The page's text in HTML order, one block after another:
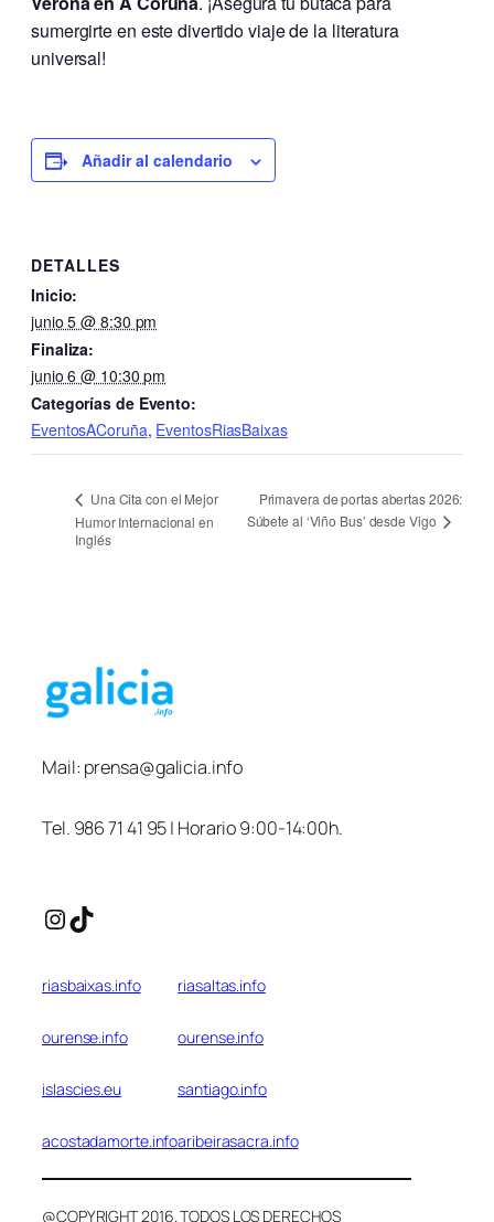
sumergirte en este divertido viaje de la literatura
universal!
Añadir al calendario
DETALLES
Inicio:
junio 5 @ 8:30 pm
Finaliza:
junio 6 @ 10:30 pm
Categorías de Evento:
EventosACoruña, EventosRiasBaixas
Una Cita con el Mejor
Humor Internacional en
Inglés
Primavera de portas abertas 2026:
Súbete al ‘Viño Bus’ desde Vigo
Mail: prensa@galicia.info
Tel. 986 71 41 95 | Horario 9:00-14:00h.
Instagram
TikTok
riasbaixas.info riasaltas.info
ourense.info ourense.info
islascies.eu santiago.info
acostadamorte.infoaribeirasacra.info
@COPYRIGHT 2016. TODOS LOS DERECHOS